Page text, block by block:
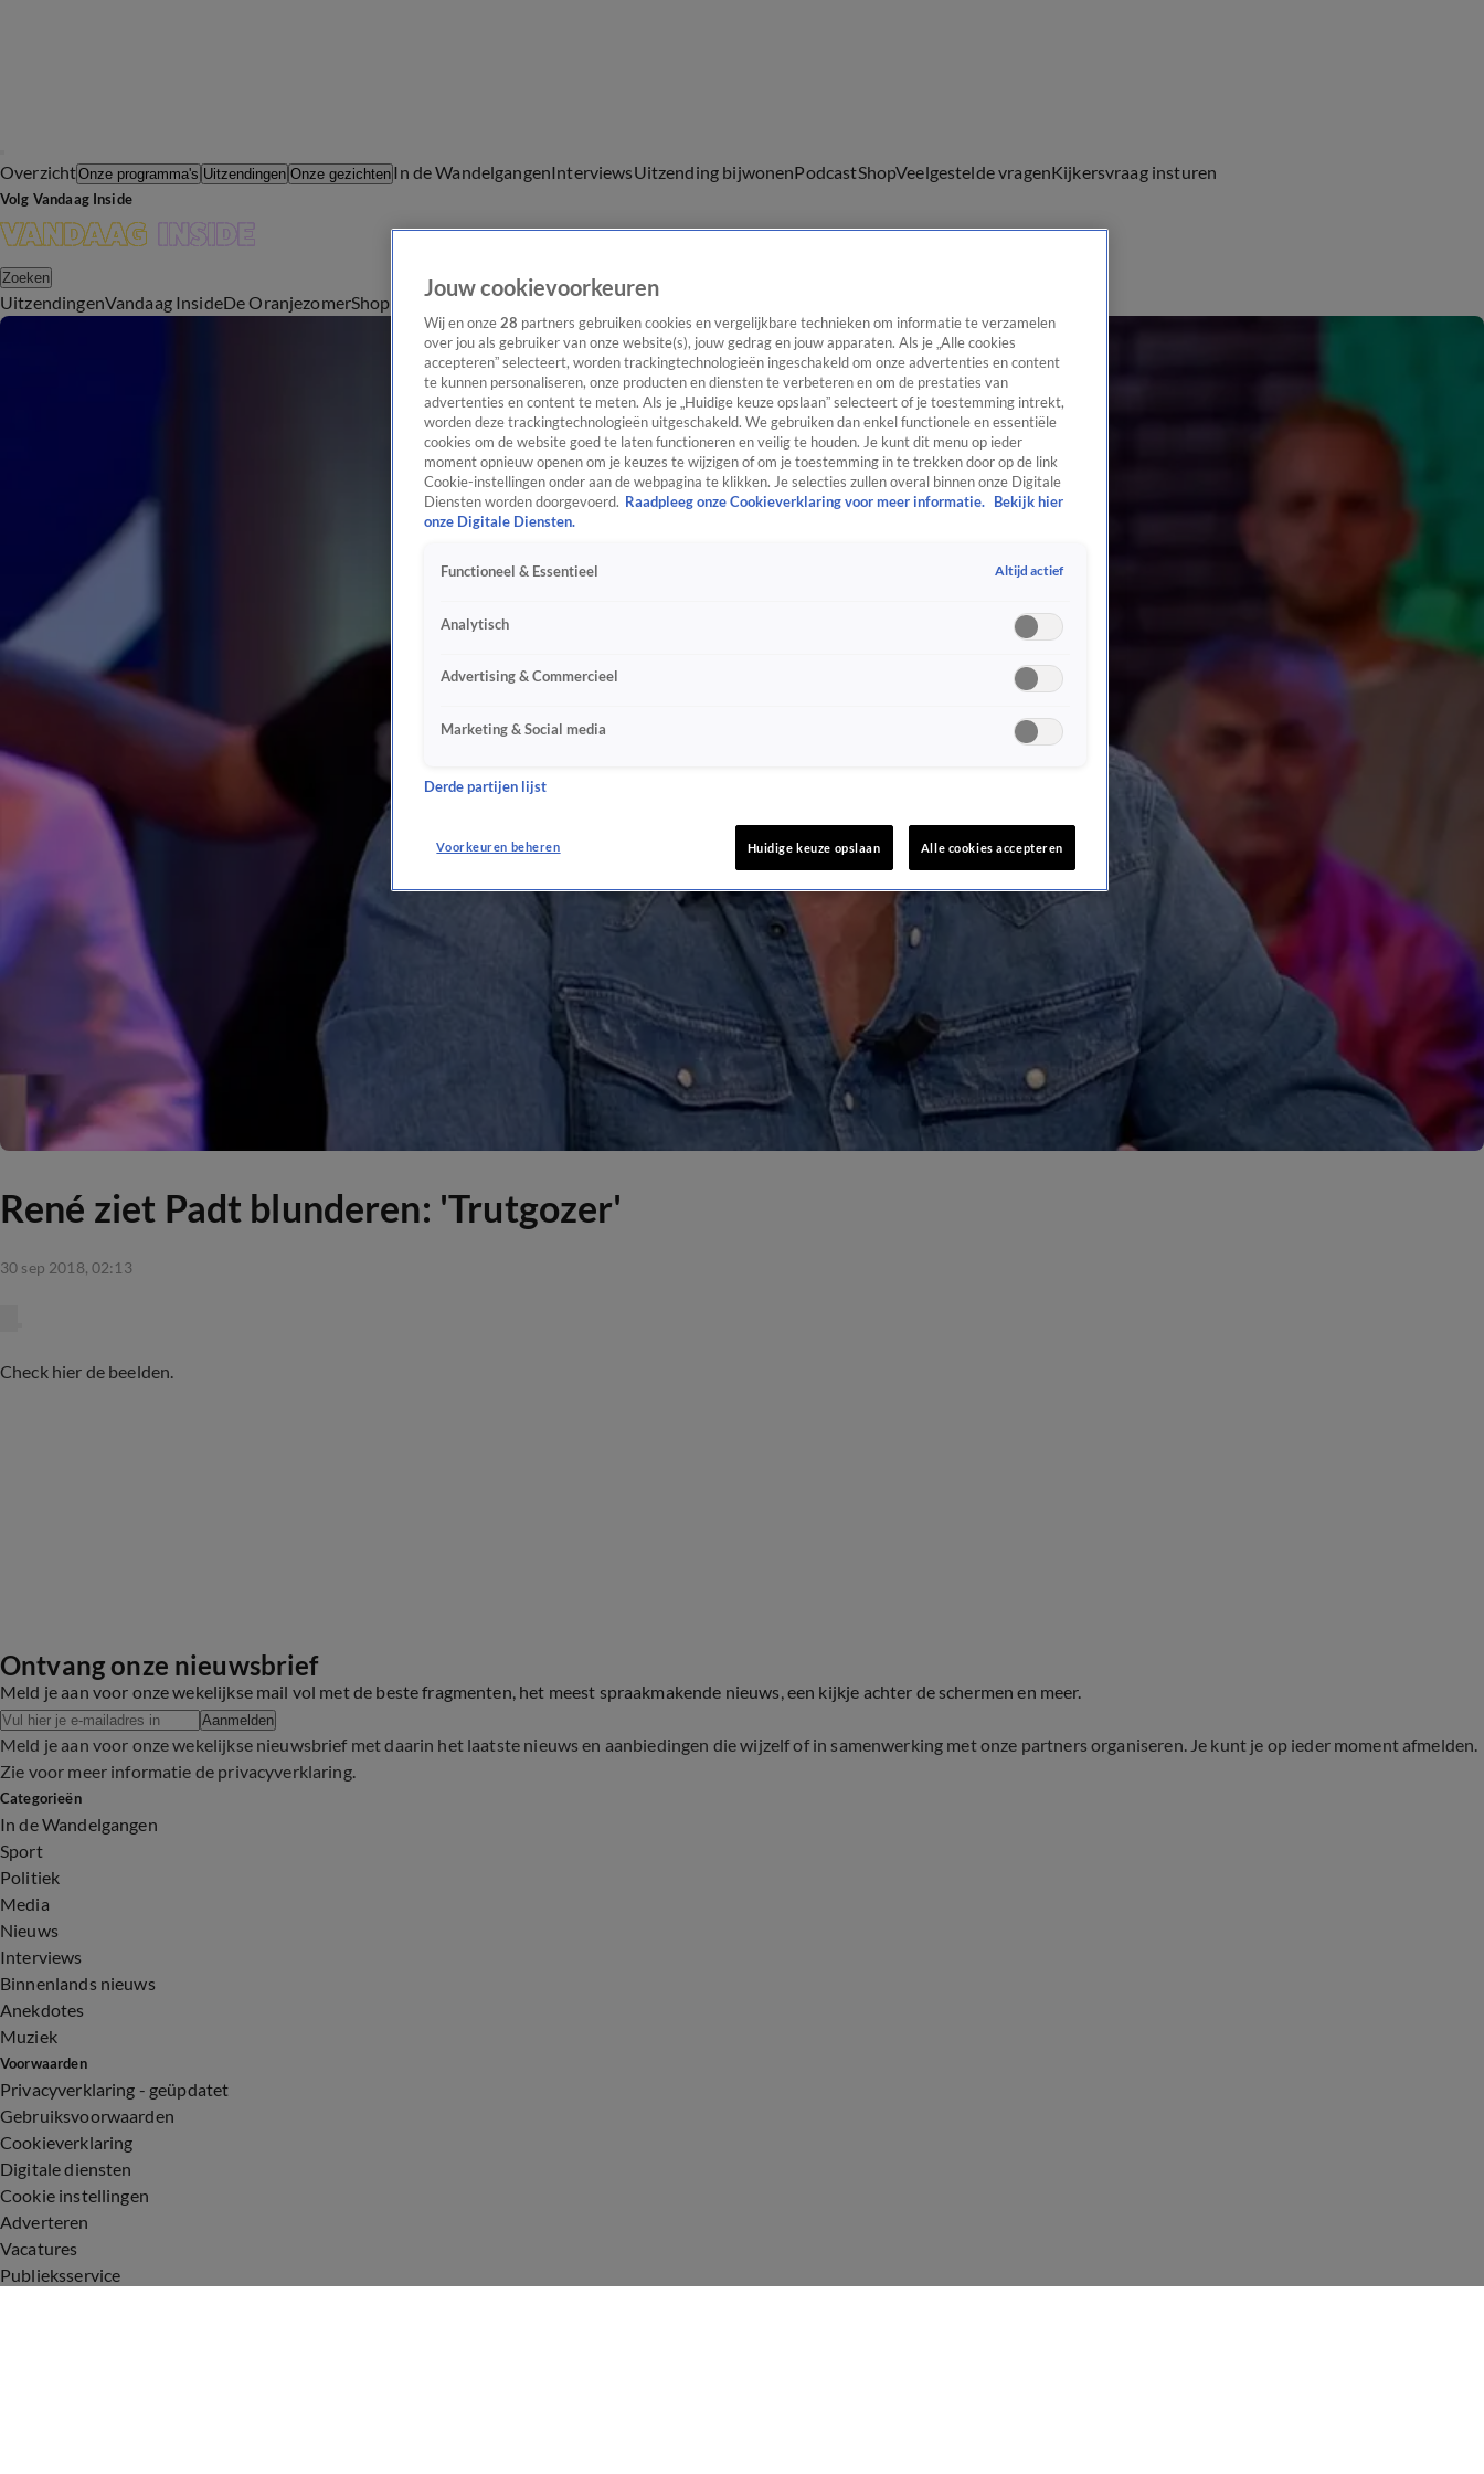
OverzichtOnze programma's Uitzendingen Onze gezichten In de WandelgangenInterviewsUitzending bijwonenPodcastShopVeelgestelde vragenKijkersvraag insturen
Volg Vandaag Inside
Zoeken
UitzendingenVandaag InsideDe OranjezomerShop Uitzending bijwonen
René ziet Padt blunderen: 'Trutgozer'
30 sep 2018, 02:13
Check hier de beelden.
Ontvang onze nieuwsbrief
Meld je aan voor onze wekelijkse mail vol met de beste fragmenten, het meest spraakmakende nieuws, een kijkje achter de schermen en meer.
Aanmelden
Meld je aan voor onze wekelijkse nieuwsbrief met daarin het laatste nieuws en aanbiedingen die wijzelf of in samenwerking met onze partners organiseren. Je kunt je op ieder moment afmelden.
Zie voor meer informatie de privacyverklaring.
Categorieën
In de Wandelgangen
Sport
Politiek
Media
Nieuws
Interviews
Binnenlands nieuws
Anekdotes
Muziek
Voorwaarden
Privacyverklaring - geüpdatet
Gebruiksvoorwaarden
Cookieverklaring
Digitale diensten
Cookie instellingen
Adverteren
Vacatures
Publieksservice
Jouw cookievoorkeuren
Wij en onze 28 partners gebruiken cookies en vergelijkbare technieken om informatie te verzamelen
over jou als gebruiker van onze website(s), jouw gedrag en jouw apparaten. Als je „Alle cookies
accepteren” selecteert, worden trackingtechnologieën ingeschakeld om onze advertenties en content
te kunnen personaliseren, onze producten en diensten te verbeteren en om de prestaties van
advertenties en content te meten. Als je „Huidige keuze opslaan” selecteert of je toestemming intrekt,
worden deze trackingtechnologieën uitgeschakeld. We gebruiken dan enkel functionele en essentiële
cookies om de website goed te laten functioneren en veilig te houden. Je kunt dit menu op ieder
moment opnieuw openen om je keuzes te wijzigen of om je toestemming in te trekken door op de link
Cookie-instellingen onder aan de webpagina te klikken. Je selecties zullen overal binnen onze Digitale
Diensten worden doorgevoerd. Raadpleeg onze Cookieverklaring voor meer informatie.
Bekijk hier
onze Digitale Diensten.
Functioneel & Essentieel Altijd actief
Analytisch
Advertising & Commercieel
Marketing & Social media
Derde partijen lijst
Voorkeuren beheren Huidige keuze opslaan Alle cookies accepteren